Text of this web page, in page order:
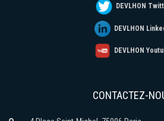
DEVLHON
DEVLHON
DEVLHON
CONTACTEZ-